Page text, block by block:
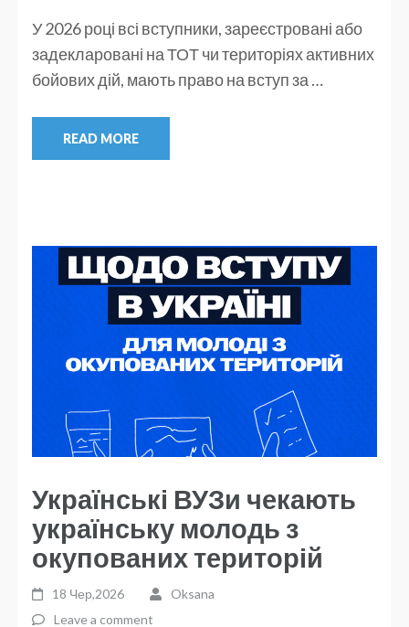
У 2026 році всі вступники, зареєстровані або
задекларовані на ТОТ чи територіях активних
бойових дій, мають право на вступ за …
READ MORE
Українські ВУЗи чекають
українську молодь з
окупованих територій
18 Чер,2026
Oksana
Leave a comment